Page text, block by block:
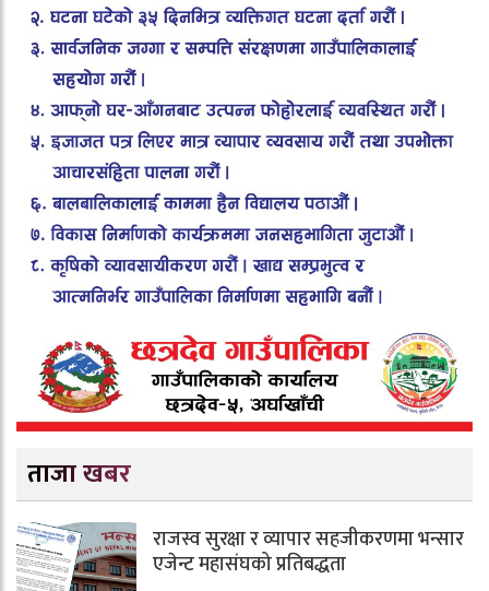
ताजा खबर
राजस्व सुरक्षा र व्यापार सहजीकरणमा भन्सार
एजेन्ट महासंघको प्रतिबद्धता